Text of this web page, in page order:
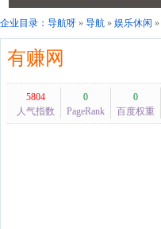
企业目录： 导航呀 » 导航 » 娱乐休闲 »
有赚网
5804
人气指数
0
PageRank
0
百度权重